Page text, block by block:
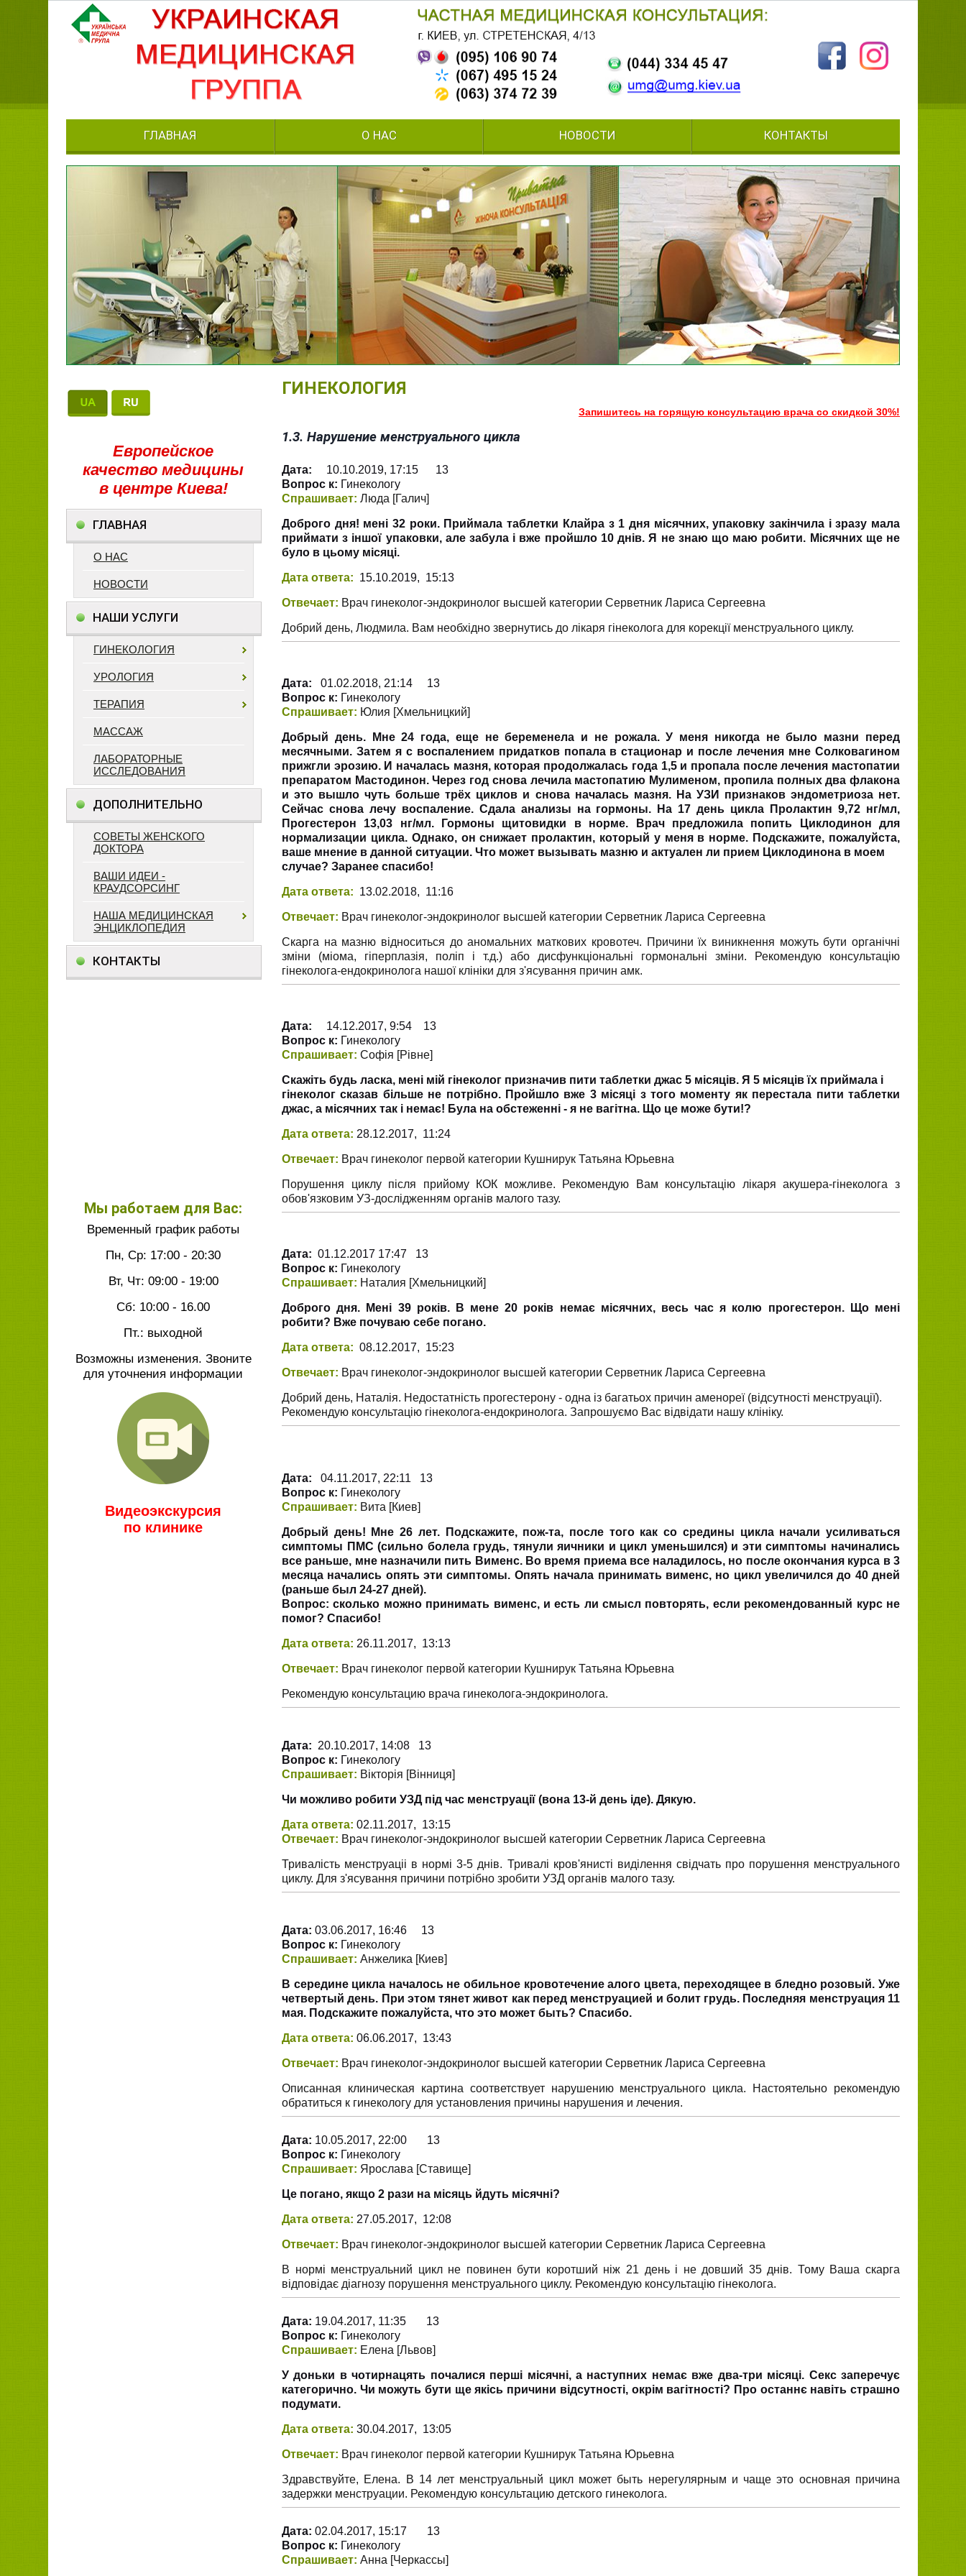
ГЛАВНАЯ О НАС НОВОСТИ КОНТАКТЫ
Европейское
качество медицины
в центре Киева!
ГЛАВНАЯ
О НАС
НОВОСТИ
НАШИ УСЛУГИ
ГИНЕКОЛОГИЯ
УРОЛОГИЯ
ТЕРАПИЯ
МАССАЖ
ЛАБОРАТОРНЫЕ
ИССЛЕДОВАНИЯ
ДОПОЛНИТЕЛЬНО
СОВЕТЫ ЖЕНСКОГО
ДОКТОРА
ВАШИ ИДЕИ -
КРАУДСОРСИНГ
НАША МЕДИЦИНСКАЯ
ЭНЦИКЛОПЕДИЯ
КОНТАКТЫ
Мы работаем для Вас:
Временный график работы
Пн, Ср: 17:00 - 20:30
Вт, Чт: 09:00 - 19:00
Сб: 10:00 - 16.00
Пт.: выходной
Возможны изменения. Звоните
для уточнения информации
Видеоэкскурсия
по клинике
ГИНЕКОЛОГИЯ
Запишитесь на горящую консультацию врача со скидкой 30%!
1.3. Нарушение менструального цикла
Дата: 10.10.2019, 17:15 13
Вопрос к: Гинекологу
Спрашивает: Люда [Галич]
Доброго дня! мені 32 роки. Приймала таблетки Клайра з 1 дня місячних, упаковку закінчила і зразу мала
приймати з іншої упаковки, але забула і вже пройшло 10 днів. Я не знаю що маю робити. Місячних ще не
було в цьому місяці.
Дата ответа: 15.10.2019, 15:13
Отвечает: Врач гинеколог-эндокринолог высшей категории Серветник Лариса Сергеевна
Добрий день, Людмила. Вам необхідно звернутись до лікаря гінеколога для корекції менструального циклу.
Дата: 01.02.2018, 21:14 13
Вопрос к: Гинекологу
Спрашивает: Юлия [Хмельницкий]
Добрый день. Мне 24 года, еще не беременела и не рожала. У меня никогда не было мазни перед
месячными. Затем я с воспалением придатков попала в стационар и после лечения мне Солковагином
прижгли эрозию. И началась мазня, которая продолжалась года 1,5 и пропала после лечения мастопатии
препаратом Мастодинон. Через год снова лечила мастопатию Мулименом, пропила полных два флакона
и это вышло чуть больше трёх циклов и снова началась мазня. На УЗИ признаков эндометриоза нет.
Сейчас снова лечу воспаление. Сдала анализы на гормоны. На 17 день цикла Пролактин 9,72 нг/мл,
Прогестерон 13,03 нг/мл. Гормоны щитовидки в норме. Врач предложила попить Циклодинон для
нормализации цикла. Однако, он снижает пролактин, который у меня в норме. Подскажите, пожалуйста,
ваше мнение в данной ситуации. Что может вызывать мазню и актуален ли прием Циклодинона в моем
случае? Заранее спасибо!
Дата ответа: 13.02.2018, 11:16
Отвечает: Врач гинеколог-эндокринолог высшей категории Серветник Лариса Сергеевна
Скарга на мазню відноситься до аномальних маткових кровотеч. Причини їх виникнення можуть бути органічні
зміни (міома, гіперплазія, поліп і т.д.) або дисфункціональні гормональні зміни. Рекомендую консультацію
гінеколога-ендокринолога нашої клініки для з'ясування причин амк.
Дата: 14.12.2017, 9:54 13
Вопрос к: Гинекологу
Спрашивает: Софія [Рівне]
Скажіть будь ласка, мені мій гінеколог призначив пити таблетки джас 5 місяців. Я 5 місяців їх приймала і
гінеколог сказав більше не потрібно. Пройшло вже 3 місяці з того моменту як перестала пити таблетки
джас, а місячних так і немає! Була на обстеженні - я не вагітна. Що це може бути!?
Дата ответа: 28.12.2017, 11:24
Отвечает: Врач гинеколог первой категории Кушнирук Татьяна Юрьевна
Порушення циклу після прийому КОК можливе. Рекомендую Вам консультацію лікаря акушера-гінеколога з
обов'язковим УЗ-дослідженням органів малого тазу.
Дата: 01.12.2017 17:47 13
Вопрос к: Гинекологу
Спрашивает: Наталия [Хмельницкий]
Доброго дня. Мені 39 років. В мене 20 років немає місячних, весь час я колю прогестерон. Що мені
робити? Вже почуваю себе погано.
Дата ответа: 08.12.2017, 15:23
Отвечает: Врач гинеколог-эндокринолог высшей категории Серветник Лариса Сергеевна
Добрий день, Наталія. Недостатність прогестерону - одна із багатьох причин аменореї (відсутності менструації).
Рекомендую консультацію гінеколога-ендокринолога. Запрошуємо Вас відвідати нашу клініку.
Дата: 04.11.2017, 22:11 13
Вопрос к: Гинекологу
Спрашивает: Вита [Киев]
Добрый день! Мне 26 лет. Подскажите, пож-та, после того как со средины цикла начали усиливаться
симптомы ПМС (сильно болела грудь, тянули яичники и цикл уменьшился) и эти симптомы начинались
все раньше, мне назначили пить Вименс. Во время приема все наладилось, но после окончания курса в 3
месяца начались опять эти симптомы. Опять начала принимать вименс, но цикл увеличился до 40 дней
(раньше был 24-27 дней).
Вопрос: сколько можно принимать вименс, и есть ли смысл повторять, если рекомендованный курс не
помог? Спасибо!
Дата ответа: 26.11.2017, 13:13
Отвечает: Врач гинеколог первой категории Кушнирук Татьяна Юрьевна
Рекомендую консультацию врача гинеколога-эндокринолога.
Дата: 20.10.2017, 14:08 13
Вопрос к: Гинекологу
Спрашивает: Вікторія [Вінниця]
Чи можливо робити УЗД під час менструації (вона 13-й день іде). Дякую.
Дата ответа: 02.11.2017, 13:15
Отвечает: Врач гинеколог-эндокринолог высшей категории Серветник Лариса Сергеевна
Тривалість менструаціі в нормі 3-5 днів. Тривалі кров'янисті виділення свідчать про порушення менструального
циклу. Для з'ясування причини потрібно зробити УЗД органів малого тазу.
Дата: 03.06.2017, 16:46 13
Вопрос к: Гинекологу
Спрашивает: Анжелика [Киев]
В середине цикла началось не обильное кровотечение алого цвета, переходящее в бледно розовый. Уже
четвертый день. При этом тянет живот как перед менструацией и болит грудь. Последняя менструация 11
мая. Подскажите пожалуйста, что это может быть? Спасибо.
Дата ответа: 06.06.2017, 13:43
Отвечает: Врач гинеколог-эндокринолог высшей категории Серветник Лариса Сергеевна
Описанная клиническая картина соответствует нарушению менструального цикла. Настоятельно рекомендую
обратиться к гинекологу для установления причины нарушения и лечения.
Дата: 10.05.2017, 22:00 13
Вопрос к: Гинекологу
Спрашивает: Ярослава [Ставище]
Це погано, якщо 2 рази на місяць йдуть місячні?
Дата ответа: 27.05.2017, 12:08
Отвечает: Врач гинеколог-эндокринолог высшей категории Серветник Лариса Сергеевна
В нормі менструальний цикл не повинен бути коротший ніж 21 день і не довший 35 днів. Тому Ваша скарга
відповідає діагнозу порушення менструального циклу. Рекомендую консультацію гінеколога.
Дата: 19.04.2017, 11:35 13
Вопрос к: Гинекологу
Спрашивает: Елена [Львов]
У доньки в чотирнацять почалися перші місячні, а наступних немає вже два-три місяці. Секс заперечує
категорично. Чи можуть бути ще якісь причини відсутності, окрім вагітності? Про останнє навіть страшно
подумати.
Дата ответа: 30.04.2017, 13:05
Отвечает: Врач гинеколог первой категории Кушнирук Татьяна Юрьевна
Здравствуйте, Елена. В 14 лет менструальный цикл может быть нерегулярным и чаще это основная причина
задержки менструации. Рекомендую консультацию детского гинеколога.
Дата: 02.04.2017, 15:17 13
Вопрос к: Гинекологу
Спрашивает: Анна [Черкассы]